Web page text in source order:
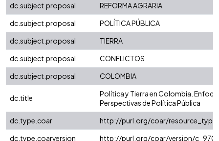
dc.subject.proposal
REFORMA AGRARIA
dc.subject.proposal
POLÍTICA PÚBLICA
dc.subject.proposal
TIERRA
dc.subject.proposal
CONFLICTOS
dc.subject.proposal
COLOMBIA
dc.title
Política y Tierra en Colombia.
Perspectivas de Política Pública
dc.type.coar
http://purl.org/coar/
dc.type.coarversion
http://purl.org/coar/version/